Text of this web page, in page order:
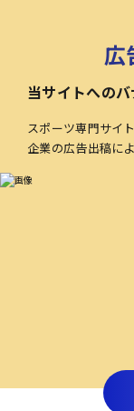
広
当サイトへの
スポーツ専門サイ
企業の広告出稿に